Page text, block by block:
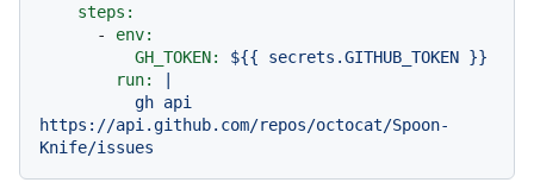
steps:
-
env:
GH_TOKEN:
${{ secrets.GITHUB_TOKEN }}
run:
|
https://api.github.com/repos/octocat/Spoon-